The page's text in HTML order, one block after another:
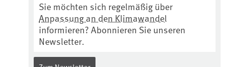
Sie möchten sich regelmäßig über
Anpassung an den Klimawandel
informieren? Abonnieren Sie unseren
Newsletter.